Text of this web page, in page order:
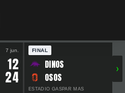
7 jun.
12
24
FINAL
DINOS
OSOS
ESTADIO GASPAR MAS
›